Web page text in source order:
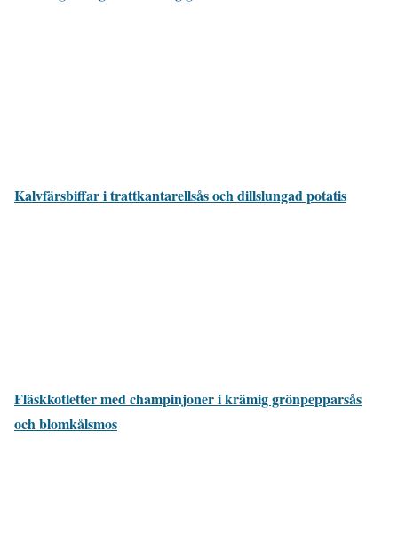
Kalvfärsbiffar i trattkantarellsås och dillslungad potatis
Fläskkotletter med champinjoner i krämig grönpepparsås
och blomkålsmos